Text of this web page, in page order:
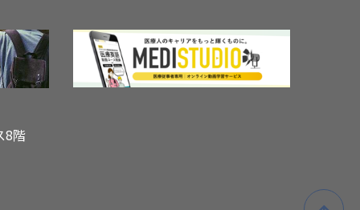
8階